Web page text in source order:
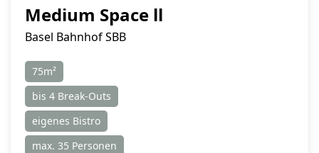
Medium Space ll
Basel Bahnhof SBB
75m²
bis 4 Break-Outs
eigenes Bistro
max. 35 Personen